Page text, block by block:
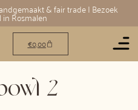
& fair trade | Bezoek
Rosmalen
€0,00
2